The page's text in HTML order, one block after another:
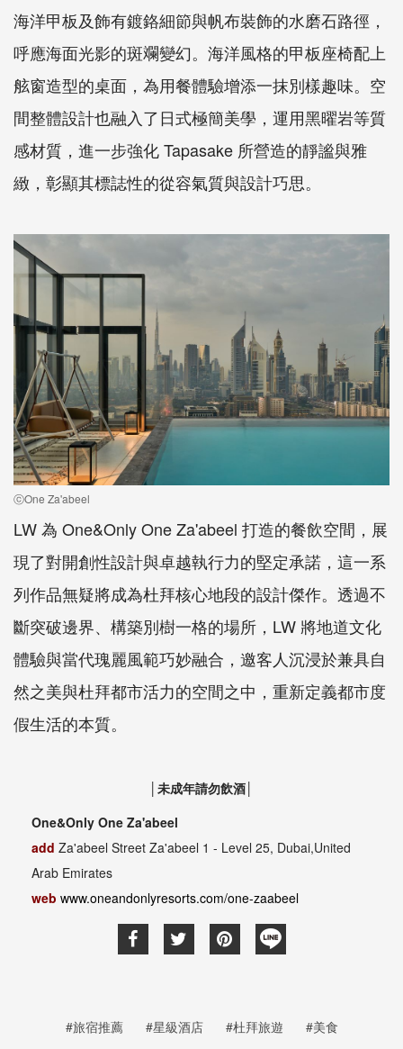
海洋甲板及飾有鍍鉻細節與帆布裝飾的水磨石路徑，
呼應海面光影的斑斕變幻。海洋風格的甲板座椅配上
舷窗造型的桌面，為用餐體驗增添一抹別樣趣味。空
間整體設計也融入了日式極簡美學，運用黑曜岩等質
感材質，進一步強化 Tapasake 所營造的靜謐與雅
緻，彰顯其標誌性的從容氣質與設計巧思。
ⓒOne Za'abeel
LW 為 One&Only One Za'abeel 打造的餐飲空間，展
現了對開創性設計與卓越執行力的堅定承諾，這一系
列作品無疑將成為杜拜核心地段的設計傑作。透過不
斷突破邊界、構築別樹一格的場所，LW 將地道文化
體驗與當代瑰麗風範巧妙融合，邀客人沉浸於兼具自
然之美與杜拜都市活力的空間之中，重新定義都市度
假生活的本質。
│未成年請勿飲酒│
One&Only One Za'abeel
add Za'abeel Street Za'abeel 1 - Level 25, Dubai,United
Arab Emirates
web www.oneandonlyresorts.com/one-zaabeel
#旅宿推薦 #星級酒店 #杜拜旅遊 #美食